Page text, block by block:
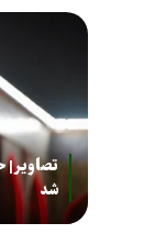
تصاویر|
شد